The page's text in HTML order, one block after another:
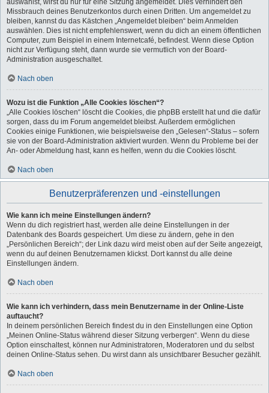
auswählst, wirst du nur für eine Sitzung angemeldet. Dies verhindert den
Missbrauch deines Benutzerkontos durch einen Dritten. Um angemeldet zu
bleiben, kannst du das Kästchen „Angemeldet bleiben“ beim Anmelden
auswählen. Dies ist nicht empfehlenswert, wenn du dich an einem öffentlichen
Computer, zum Beispiel in einem Internetcafé, befindest. Wenn diese Option
nicht zur Verfügung steht, dann wurde sie vermutlich von der Board-
Administration ausgeschaltet.
Nach oben
Wozu ist die Funktion „Alle Cookies löschen“?
„Alle Cookies löschen“ löscht die Cookies, die phpBB erstellt hat und die dafür
sorgen, dass du im Forum angemeldet bleibst. Außerdem ermöglichen
Cookies einige Funktionen, wie beispielsweise den „Gelesen“-Status – sofern
sie von der Board-Administration aktiviert wurden. Wenn du Probleme bei der
An- oder Abmeldung hast, kann es helfen, wenn du die Cookies löscht.
Nach oben
Benutzerpräferenzen und -einstellungen
Wie kann ich meine Einstellungen ändern?
Wenn du dich registriert hast, werden alle deine Einstellungen in der
Datenbank des Boards gespeichert. Um diese zu ändern, gehe in den
„Persönlichen Bereich“; der Link dazu wird meist oben auf der Seite angezeigt,
wenn du auf deinen Benutzernamen klickst. Dort kannst du alle deine
Einstellungen ändern.
Nach oben
Wie kann ich verhindern, dass mein Benutzername in der Online-Liste
auftaucht?
In deinem persönlichen Bereich findest du in den Einstellungen eine Option
„Meinen Online-Status während dieser Sitzung verbergen“. Wenn du diese
Option einschaltest, können nur Administratoren, Moderatoren und du selbst
deinen Online-Status sehen. Du wirst dann als unsichtbarer Besucher gezählt.
Nach oben